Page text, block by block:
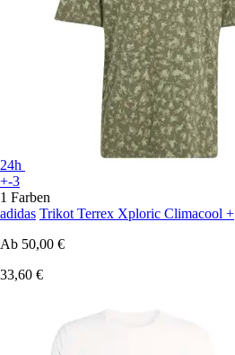
24h
+-3
1 Farben
adidas Trikot Terrex Xploric Climacool +
Ab 50,00 €
33,60 €